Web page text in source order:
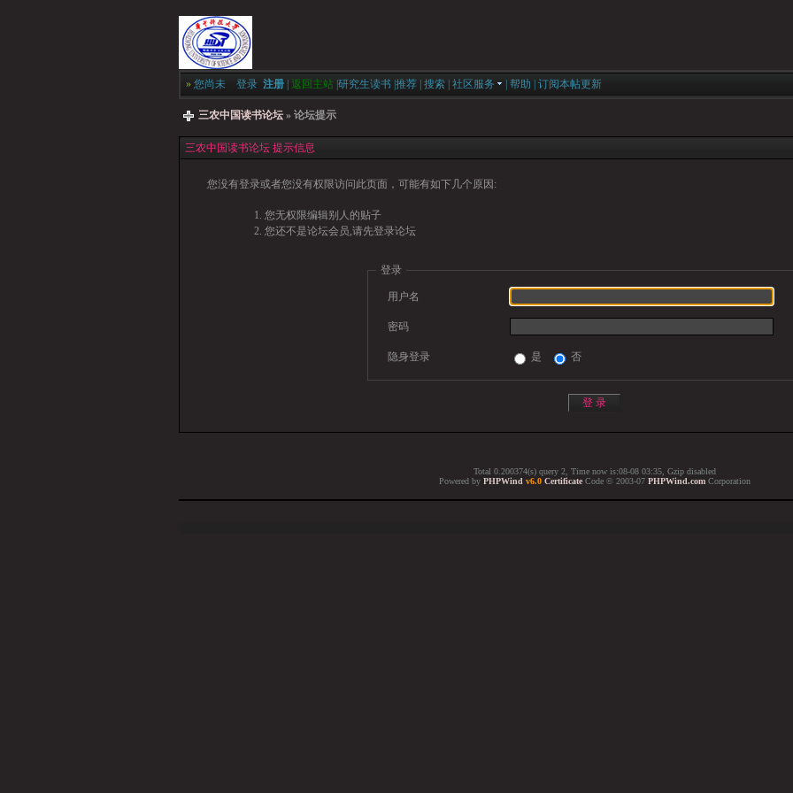
» 您尚未 登录 注册 返回主站 研究生读书 推荐 搜索 社区服务 帮助 订阅本帖更新
三农中国读书论坛 » 论坛提示
三农中国读书论坛 提示信息
您没有登录或者您没有权限访问此页面，可能有如下几个原因:
您无权限编辑别人的贴子
您还不是论坛会员,请先登录论坛
登录
用户名
密码
隐身登录 是 否
Total 0.200374(s) query 2, Time now is:08-08 03:35, Gzip disabled
Powered by PHPWind v6.0 Certificate Code © 2003-07 PHPWind.com Corporation